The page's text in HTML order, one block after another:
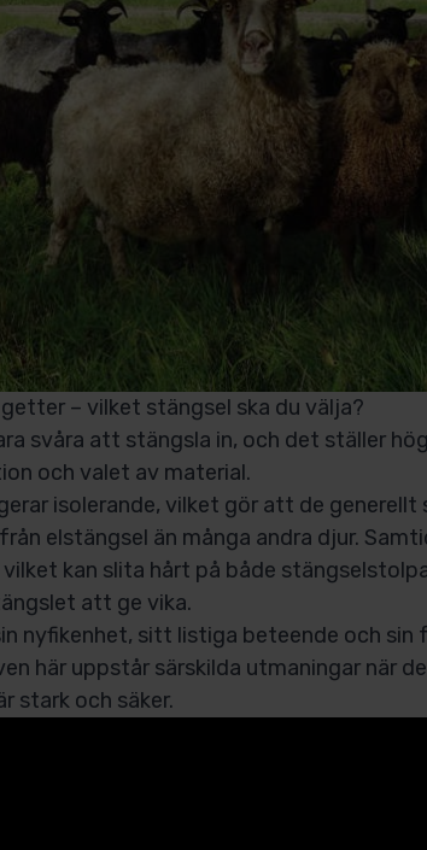
– vilket stängsel ska du välja?
svåra att stängsla in, och det ställer
och valet av material.
isolerande, vilket gör att de generellt
elstängsel än många andra djur.
kan slita hårt på både
att ge vika.
nyfikenhet, sitt listiga beteende och
här uppstår särskilda utmaningar när
stark och säker.